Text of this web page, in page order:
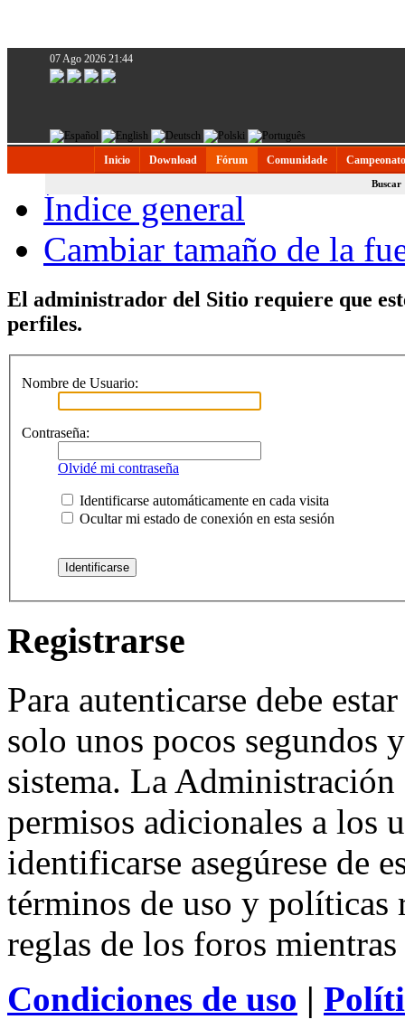
07 Ago 2026 21:44
Inicio Download Fórum Comunidade
Buscar
Índice general
Cambiar tamaño de la
El administrador del Sitio requiere que
perfiles.
Nombre de Usuario:
Contraseña:
Olvidé mi contraseña
Identificarse automáticamente en cada visita
Ocultar mi estado de conexión en esta sesión
Registrarse
Para autenticarse debe
solo unos pocos segundos
sistema. La
permisos adicionales a los
identificarse asegúrese de
términos de uso y políticas
reglas de los foros
Condiciones de uso |